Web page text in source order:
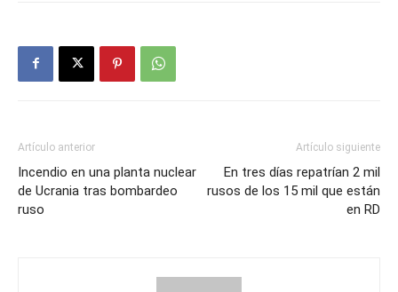
Artículo anterior
Incendio en una planta nuclear
de Ucrania tras bombardeo
ruso
Artículo siguiente
En tres días repatrían 2 mil
rusos de los 15 mil que están
en RD